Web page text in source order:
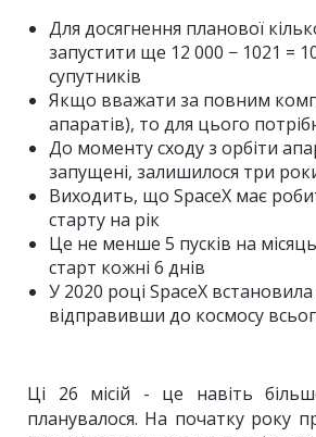
Для досягнення планової
запустити ще 12 000 − 1021 =
супутників
Якщо вважати за повним
апаратів), то для цього
До моменту сходу з орбіти
запущені, залишилося три
Виходить, що SpaceX має
старту на рік
Це не менше 5 пусків на
старт кожні 6 днів
У 2020 році SpaceX
відправивши до космосу
Ці 26 місій - це навіть
планувалося. На початку року